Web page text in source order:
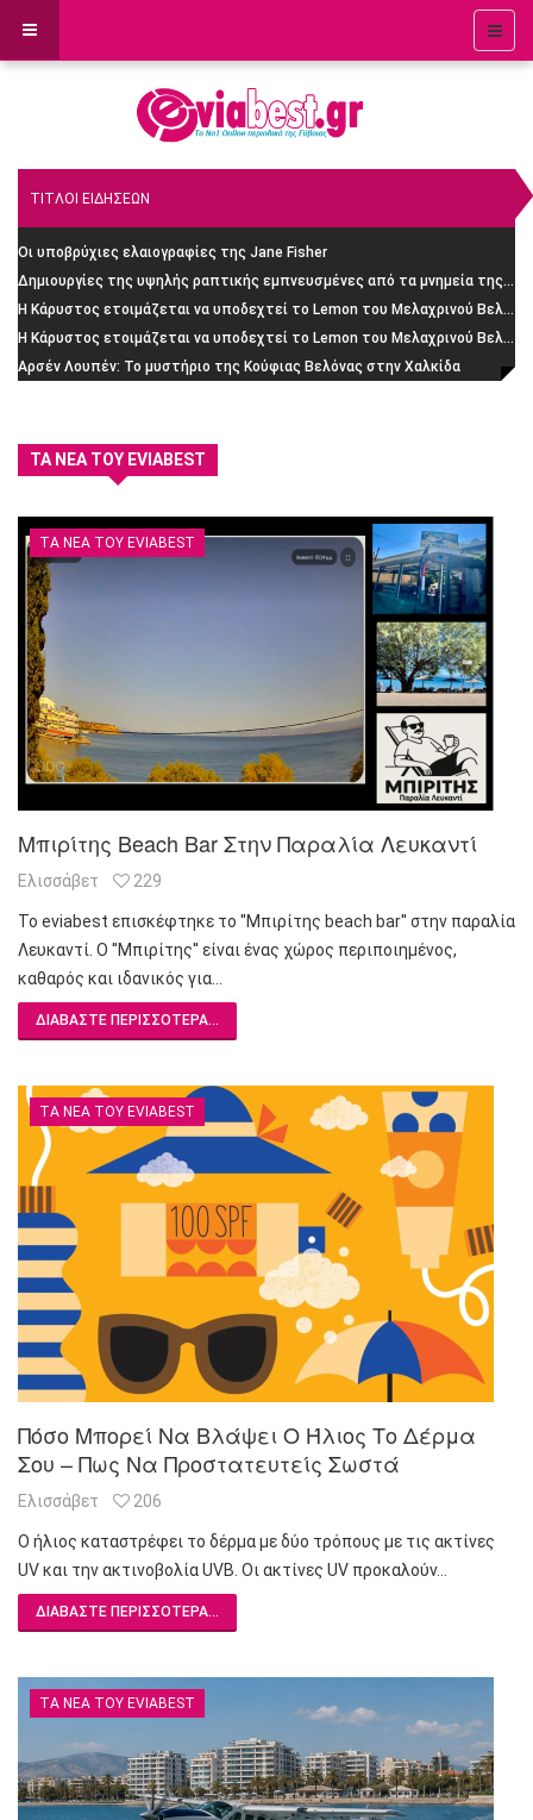
ΤΙΤΛΟΙ ΕΙΔΗΣΕΩΝ
Οι υποβρύχιες ελαιογραφίες της Jane Fisher
Δημιουργίες της υψηλής ραπτικής εμπνευσμένες από τα μνημεία της Ρώμης
H Κάρυστος ετοιμάζεται να υποδεχτεί το Lemon του Μελαχρινού Βελέντζα: H απίστευτη ιστορία
H Κάρυστος ετοιμάζεται να υποδεχτεί το Lemon του Μελαχρινού Βελέντζα
Αρσέν Λουπέν: Το μυστήριο της Κούφιας Βελόνας στην Χαλκίδα
ΤΑ ΝΈΑ ΤΟΥ EVIABEST
ΤΑ ΝΈΑ ΤΟΥ EVIABEST
Μπιρίτης Beach Bar Στην Παραλία Λευκαντί
Ελισσάβετ 229
Το eviabest επισκέφτηκε το ''Μπιρίτης beach bar'' στην παραλία
Λευκαντί. Ο ''Μπιρίτης'' είναι ένας χώρος περιποιημένος,
καθαρός και ιδανικός για…
ΔΙΑΒΆΣΤΕ ΠΕΡΙΣΣΌΤΕΡΑ...
ΤΑ ΝΈΑ ΤΟΥ EVIABEST
Πόσο Μπορεί Να Βλάψει Ο Ήλιος Το Δέρμα
Σου – Πως Να Προστατευτείς Σωστά
Ελισσάβετ 206
Ο ήλιος καταστρέφει το δέρμα με δύο τρόπους με τις ακτίνες
UV και την ακτινοβολία UVB. Οι ακτίνες UV προκαλούν…
ΔΙΑΒΆΣΤΕ ΠΕΡΙΣΣΌΤΕΡΑ...
ΤΑ ΝΈΑ ΤΟΥ EVIABEST